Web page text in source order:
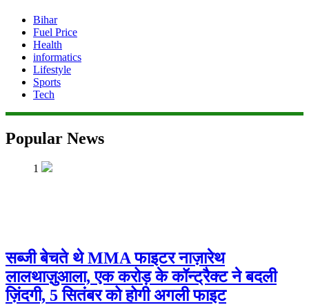
Bihar
Fuel Price
Health
informatics
Lifestyle
Sports
Tech
Popular News
1
सब्जी बेचते थे MMA फाइटर नाज़ारेथ
लालथाज़ुआला, एक करोड़ के कॉन्ट्रैक्ट ने बदली
ज़िंदगी, 5 सितंबर को होगी अगली फाइट